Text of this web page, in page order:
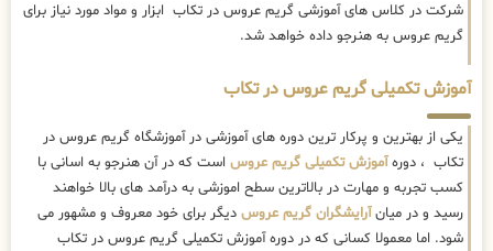
شرکت در کلاس های آموزشی گریم عروس در تکاب ابزار و مواد مورد نیاز برای
گریم عروس به هنرجو داده خواهد شد.
آموزش تکمیلی گریم عروس در تکاب
یکی از بهترین و پرکار ترین دوره های آموزشی در آموزشگاه گریم عروس در
تکاب ، دورهآموزش تکمیلی گریم عروس است که در آن هنرجو به اسانی با
کسب تجربه و مهارت در بالاترین سطح اموزشی به درآمد های بالا خواهند
رسید و در میانآرایشگران گریم عروس دیگر برای خود معروف و مشهور می
شود. اما معمولا کسانی که در دوره آموزش تکمیلی گریم عروس در تکاب